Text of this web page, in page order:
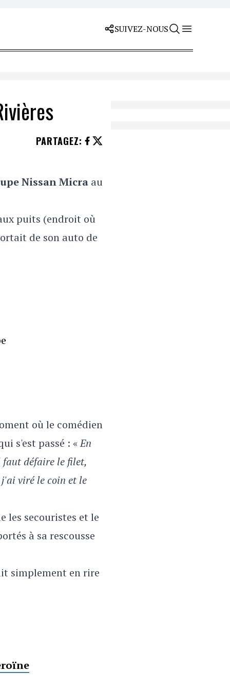
SUIVEZ-NOUS
PARTAGEZ:
Nissan Micra au
puits (endroit où
de son auto de
où le comédien
s'est passé : «En
faut défaire le filet,
viré le coin et le
les secouristes et le
à sa rescousse
simplement en rire